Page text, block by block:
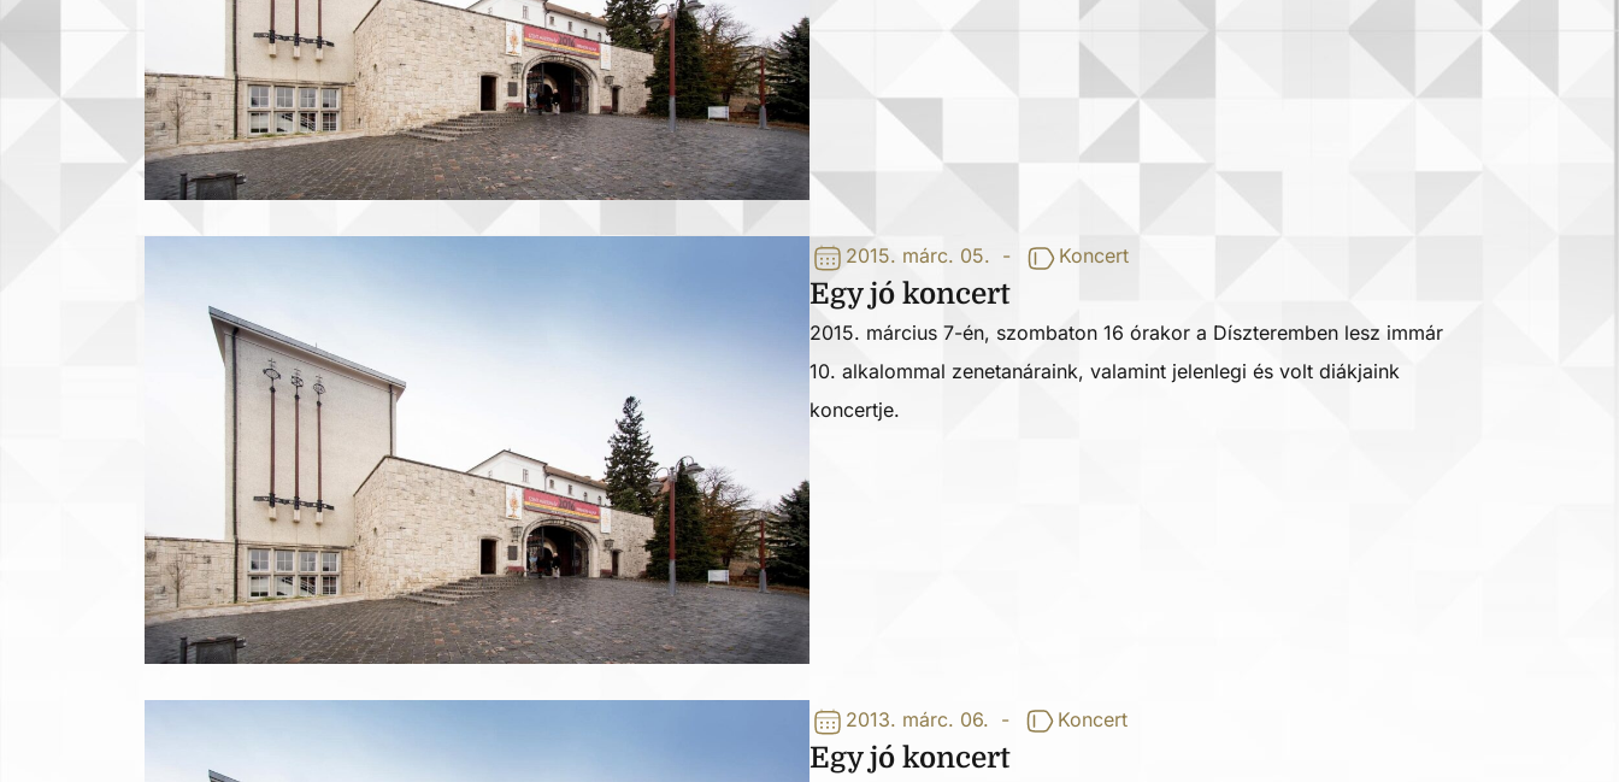
2015. márc. 05. - Koncert
Egy jó koncert
2015. március 7-én, szombaton 16 órakor a Díszteremben lesz immár
10. alkalommal zenetanáraink, valamint jelenlegi és volt diákjaink
koncertje.
2013. márc. 06. - Koncert
Egy jó koncert